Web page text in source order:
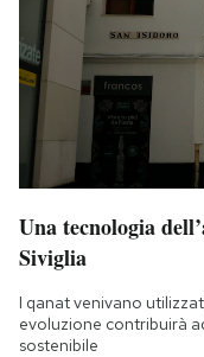
Una tecnologia
Siviglia
I qanat venivano
evoluzione contribuirà
sostenibile